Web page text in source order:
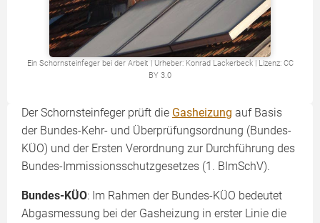
Ein Schornsteinfeger bei der Arbeit | Urheber: Konrad Lackerbeck | Lizenz: CC
BY 3.0
Der Schornsteinfeger prüft die Gasheizung auf Basis
der Bundes-Kehr- und Überprüfungsordnung (Bundes-
KÜO) und der Ersten Verordnung zur Durchführung des
Bundes-Immissionsschutz­gesetzes (1. BImSchV).
Bundes-KÜO: Im Rahmen der Bundes-KÜO bedeutet
Abgasmessung bei der Gasheizung in erster Linie die